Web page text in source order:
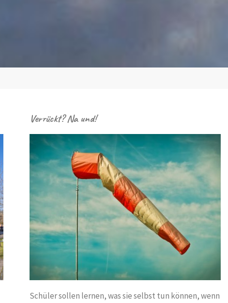
Verrückt? Na und!
SOZIALES
Schüler sollen lernen, was sie selbst tun können, wenn